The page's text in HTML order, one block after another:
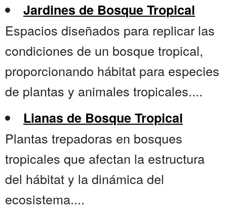
Jardines de Bosque Tropical
Espacios diseñados para replicar las
condiciones de un bosque tropical,
proporcionando hábitat para especies
de plantas y animales tropicales....
Lianas de Bosque Tropical
Plantas trepadoras en bosques
tropicales que afectan la estructura
del hábitat y la dinámica del
ecosistema....